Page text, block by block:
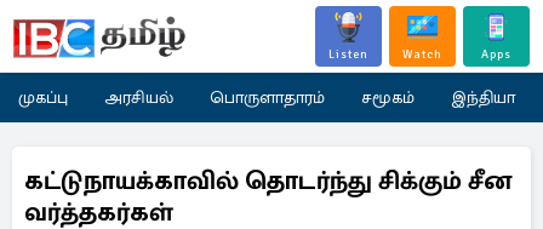
Listen Watch Apps
முகப்பு அரசியல் பொருளாதாரம் சமூகம் இந்தியா
கட்டுநாயக்காவில் தொடர்ந்து சிக்கும் சீன
வர்த்தகர்கள்